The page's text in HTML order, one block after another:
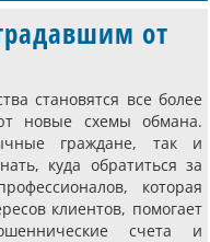
от
становятся все более
новые схемы обмана.
граждане, так и
куда обратиться за
которая
клиентов, помогает
счета и